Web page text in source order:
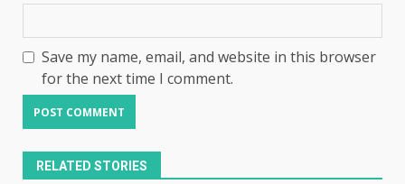
Save my name, email, and website in this browser
for the next time I comment.
RELATED STORIES